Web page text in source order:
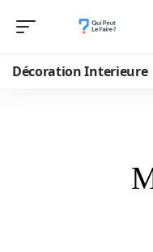
Décoration Interieure